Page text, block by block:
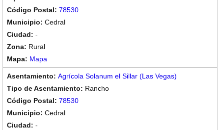
78530
Cedral
-
Rural
Mapa
Agrícola Solanum el Sillar (Las Vegas)
Rancho
78530
Cedral
-